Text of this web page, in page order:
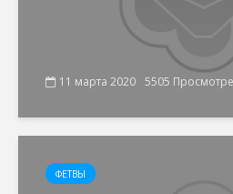
11 марта 2020 5505
ФЕТВЫ